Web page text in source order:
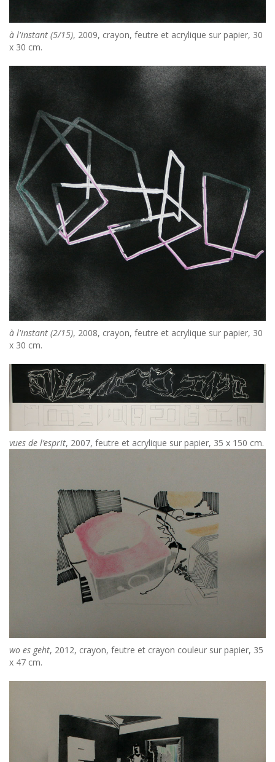
à l'instant (5/15), 2009, crayon, feutre et acrylique sur papier, 30
x 30 cm.
à l'instant (2/15), 2008, crayon, feutre et acrylique sur papier, 30
x 30 cm.
vues de l’esprit, 2007, feutre et acrylique sur papier, 35 x 150 cm.
wo es geht, 2012, crayon, feutre et crayon couleur sur papier, 35
x 47 cm.